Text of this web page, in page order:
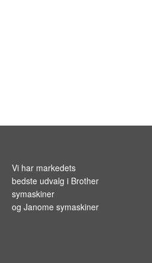
Vi har markedets
bedste udvalg i Brother
symaskiner
og Janome symaskiner